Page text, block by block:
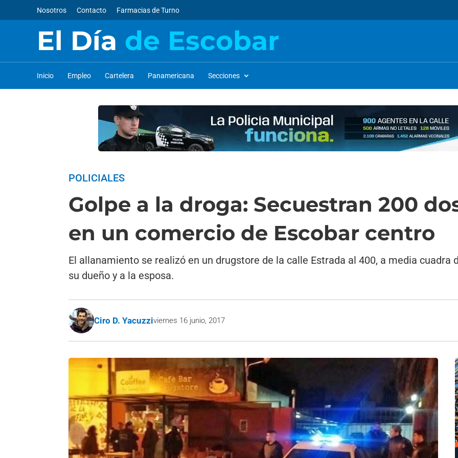
Nosotros Contacto Farmacias de Turno
El Día de Escobar
Inicio Empleo Cartelera Panamericana Secciones
POLICIALES
Golpe a la droga: Secuestran 200
en un comercio de Escobar centro
El allanamiento se realizó en un drugstore de la calle Estrada al 400, a media cuadra
su dueño y a la esposa.
Ciro D. Yacuzziviernes 16 junio, 2017